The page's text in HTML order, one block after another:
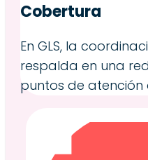
Cobertura
En GLS, la
respalda en una
puntos de atención